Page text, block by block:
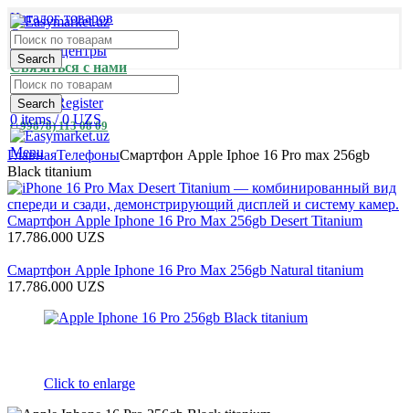
Каталог товаров
Оплата и доставка
Сервис-центры
Связаться с нами
(+99878) 113 08 09
Search
Login / Register
0items/ 0UZS
Menu
Search
ГлавнаяТелефоныСмартфон Apple Iphoe 16 Pro max 256gb
Black titanium
Смартфон Apple Iphone 16 Pro Max 256gb Desert Titanium
17.786.000 UZS
Смартфон Apple Iphone 16 Pro Max 256gb Natural titanium
17.786.000 UZS
Click to enlarge